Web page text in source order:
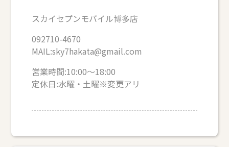
スカイセプンモバイル博多店
092710-4670
MAIL:sky7hakata@gmail.com
営業時間:10:00～18:00
定休日:水曜・土曜※変更アリ